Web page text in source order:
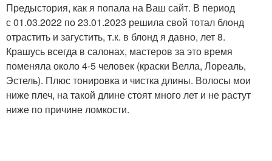
Предыстория, как я попала на Ваш сайт. В период
с 01.03.2022 по 23.01.2023 решила свой тотал блонд
отрастить и загустить, т.к. в блонд я давно, лет 8.
Крашусь всегда в салонах, мастеров за это время
поменяла около 4-5 человек (краски Велла, Лореаль,
Эстель). Плюс тонировка и чистка длины. Волосы мои
ниже плеч, на такой длине стоят много лет и не растут
ниже по причине ломкости.